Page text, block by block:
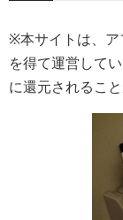
※本サイトは、ア
を得て運営して
に還元されること